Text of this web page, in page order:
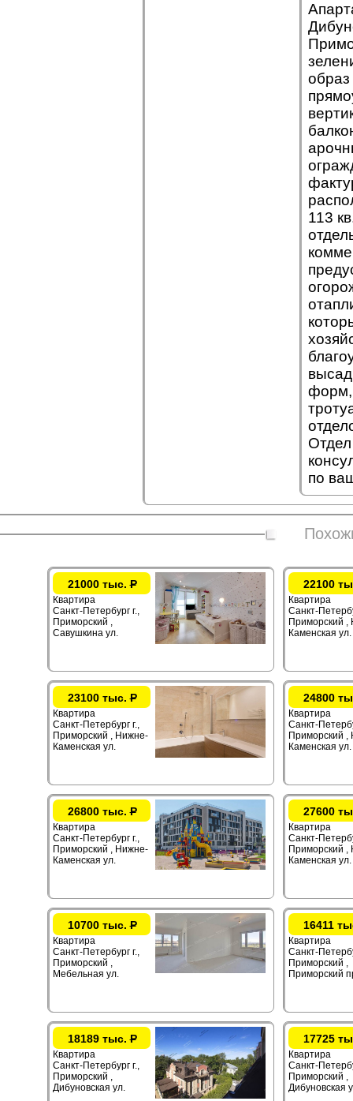
образ
113
форм,
по
21000 тыс.Р
Квартира
Санкт-Петербург г.,
Приморский ,
Савушкина ул.
22100
Квартира
Санкт-
Приморский ,
Каменская ул.
23100 тыс.Р
Квартира
Санкт-Петербург г.,
Приморский , Нижне-
Каменская ул.
24800
Квартира
Санкт-
Приморский ,
Каменская ул.
26800 тыс.Р
Квартира
Санкт-Петербург г.,
Приморский , Нижне-
Каменская ул.
27600
Квартира
Санкт-
Приморский ,
Каменская ул.
10700 тыс.Р
Квартира
Санкт-Петербург г.,
Приморский ,
Мебельная ул.
16411
Квартира
Санкт-
Приморский ,
Приморский
18189 тыс.Р
Квартира
Санкт-Петербург г.,
Приморский ,
Дибуновская ул.
17725
Квартира
Санкт-
Приморский ,
Дибуновская